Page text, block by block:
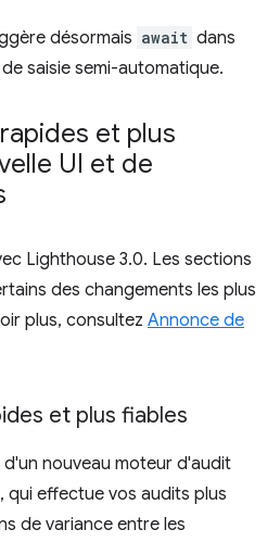
désormais await dans
saisie semi-automatique.
et plus
UI et de
Lighthouse 3.0. Les sections
des changements les plus
plus, consultez Annonce de
et plus fiables
nouveau moteur d'audit
qui effectue vos audits plus
de variance entre les